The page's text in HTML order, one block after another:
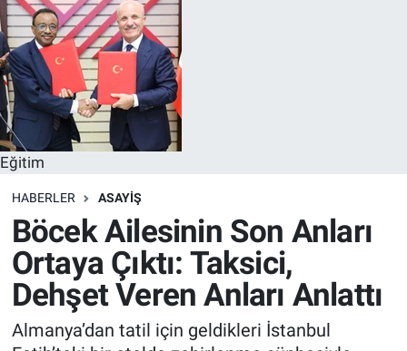
Eğitim
HABERLER ASAYİŞ
Böcek Ailesinin Son Anları
Ortaya Çıktı: Taksici,
Dehşet Veren Anları Anlattı
Almanya’dan tatil için geldikleri İstanbul